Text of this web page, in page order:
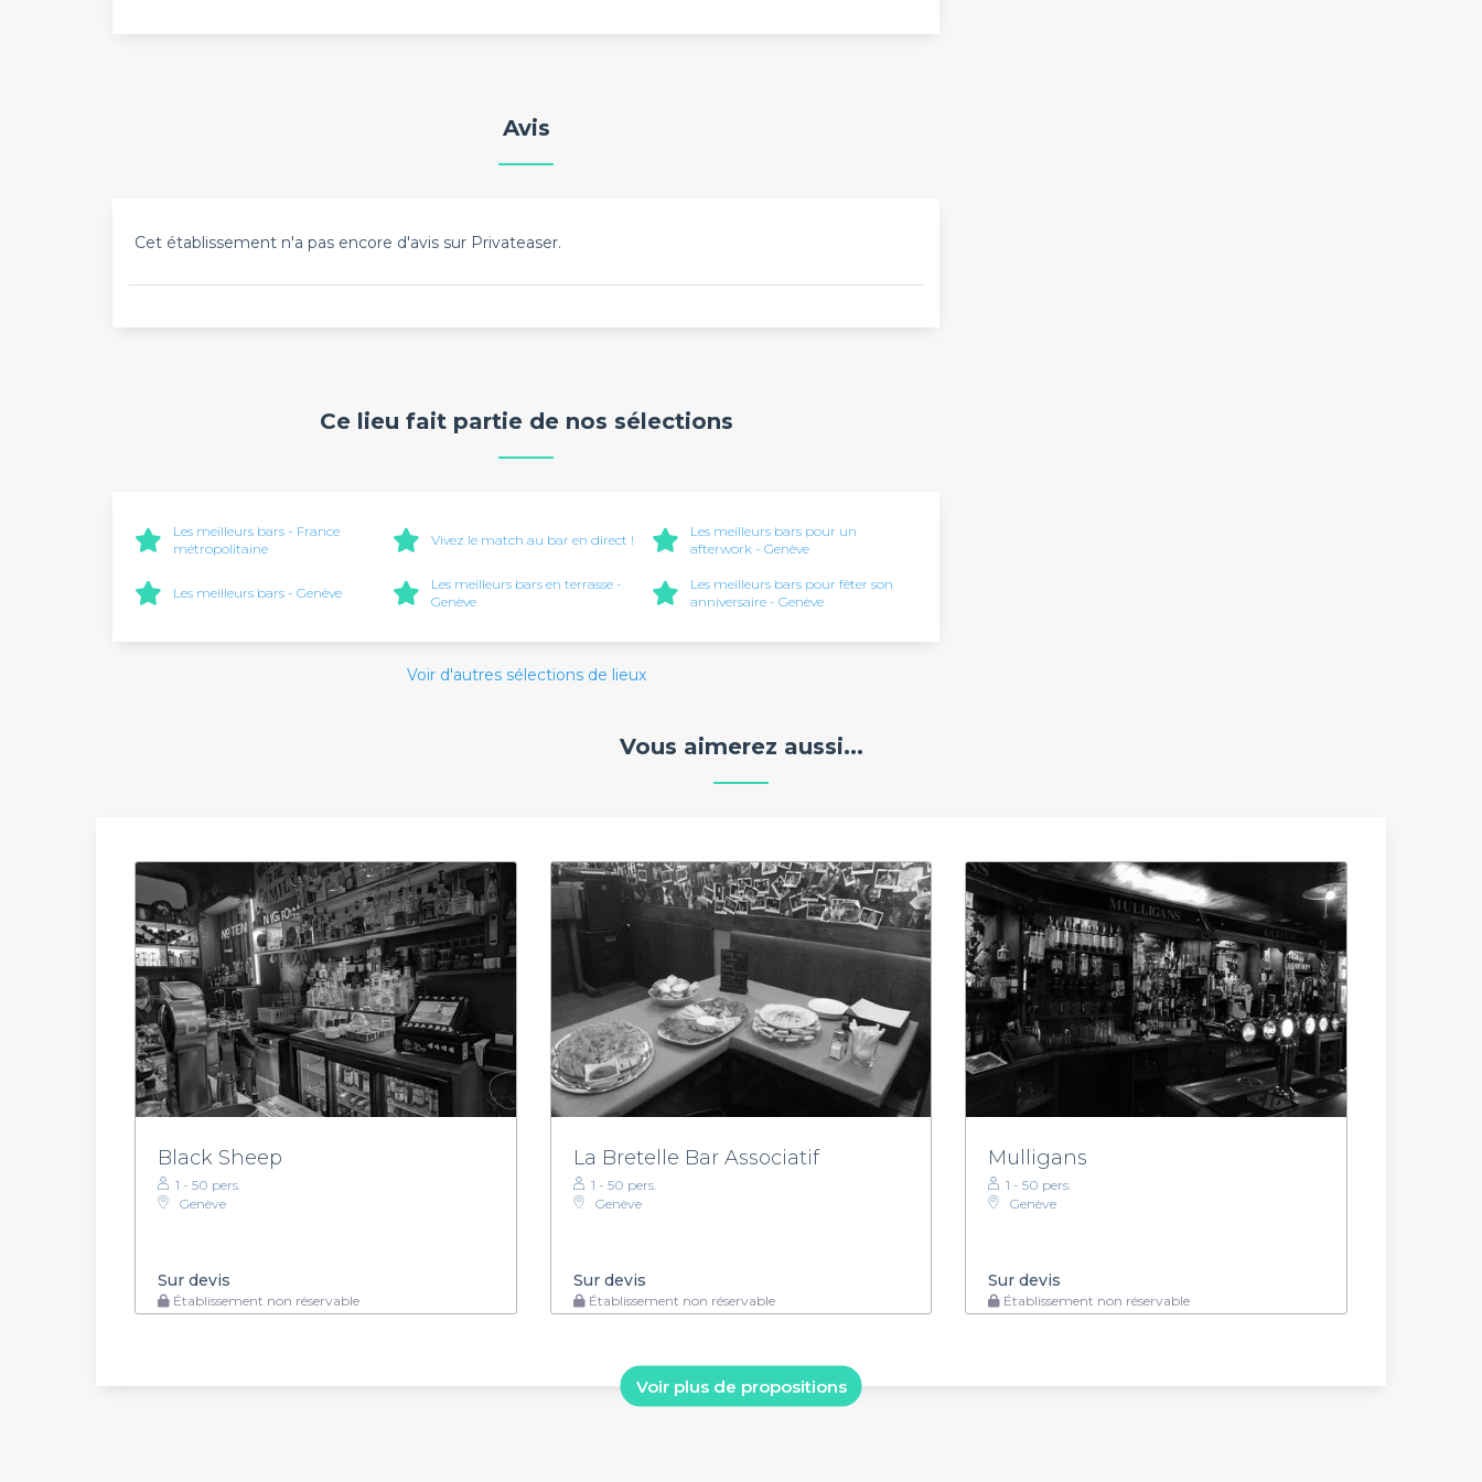
Avis
Cet établissement n'a pas encore d'avis sur Privateaser.
Ce lieu fait partie de nos sélections
Les meilleurs bars - France
métropolitaine
Vivez le match au bar en direct !
Les meilleurs bars pour un
afterwork - Genève
Les meilleurs bars - Genève
Les meilleurs bars en terrasse -
Genève
Les meilleurs bars pour fêter son
anniversaire - Genève
Voir d'autres sélections de lieux
Vous aimerez aussi...
Black Sheep
1 - 50 pers.
Genève
Sur devis
Établissement non réservable
La Bretelle Bar Associatif
1 - 50 pers.
Genève
Sur devis
Établissement non réservable
Mulligans
1 - 50 pers.
Genève
Sur devis
Établissement non réservable
Voir plus de propositions